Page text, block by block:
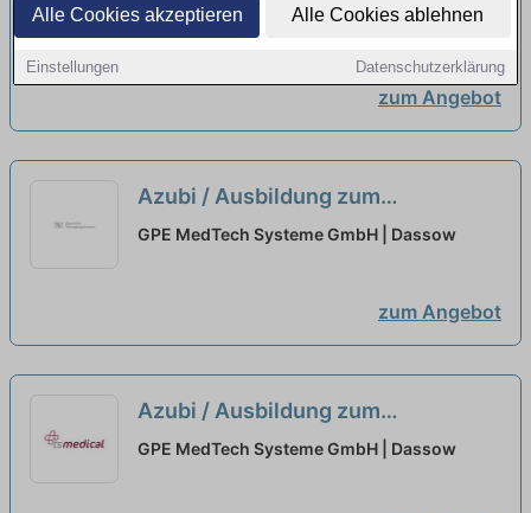
Alle Cookies akzeptieren Alle Cookies ablehnen
Einstellungen Datenschutzerklärung
Industriemechaniker (m/w/d) neu
GPE MedTech Systeme GmbH | Dassow
zum Angebot
Azubi / Ausbildung zum
Kunststoff-/ Kautschuktechnologe
GPE MedTech Systeme GmbH | Dassow
zum Angebot
Azubi / Ausbildung zum
Kunststoff-/ Kautschuktechnologe
GPE MedTech Systeme GmbH | Dassow